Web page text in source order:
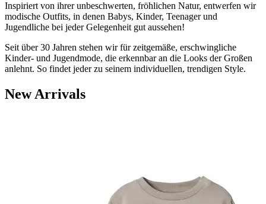
Inspiriert von ihrer unbeschwerten, fröhlichen Natur, entwerfen wir
modische Outfits, in denen Babys, Kinder, Teenager und
Jugendliche bei jeder Gelegenheit gut aussehen!
Seit über 30 Jahren stehen wir für zeitgemäße, erschwingliche
Kinder- und Jugendmode, die erkennbar an die Looks der Großen
anlehnt. So findet jeder zu seinem individuellen, trendigen Style.
New Arrivals